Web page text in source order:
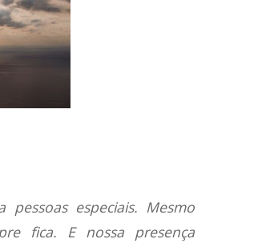
especiais. Mesmo
fica. E nossa presença